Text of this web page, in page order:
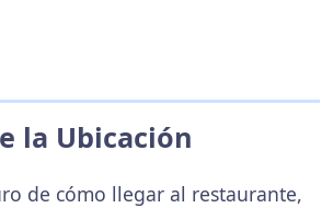
la Ubicación
de cómo llegar al restaurante,